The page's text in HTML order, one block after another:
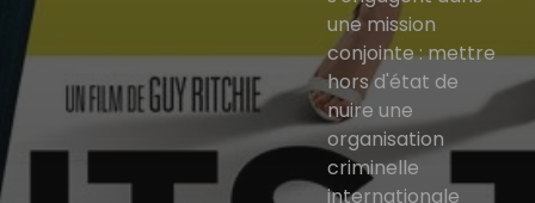
une mission
conjointe : mettre
hors d'état de
nuire une
organisation
criminelle
internationale